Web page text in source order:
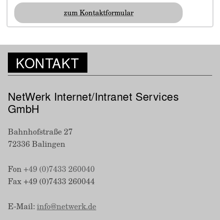
zum Kontaktformular
KONTAKT
NetWerk Internet/Intranet Services
GmbH
Bahnhofstraße 27
72336 Balingen
Fon+49 (0)7433 260040
Fax +49 (0)7433 260044
E-Mail:info@netwerk.de